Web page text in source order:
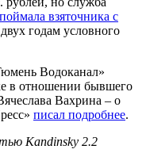
поймала взяточника с
годам условного
Водоканал»
в отношении бывшего
Вахрина – о
писал подробнее.
Kandinsky 2.2